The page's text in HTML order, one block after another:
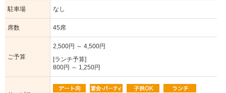
駐車場 なし
席数 45席
ご予算
2,500円 ～ 4,500円
[ランチ予算]
800円 ～ 1,250円